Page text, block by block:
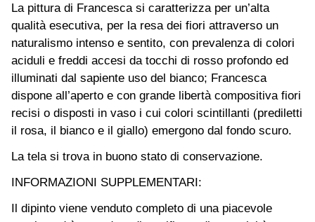
La pittura di Francesca si caratterizza per un’alta
qualità esecutiva, per la resa dei fiori attraverso un
naturalismo intenso e sentito, con prevalenza di colori
aciduli e freddi accesi da tocchi di rosso profondo ed
illuminati dal sapiente uso del bianco; Francesca
dispone all’aperto e con grande libertà compositiva fiori
recisi o disposti in vaso i cui colori scintillanti (prediletti
il rosa, il bianco e il giallo) emergono dal fondo scuro.
La tela si trova in buono stato di conservazione.
INFORMAZIONI SUPPLEMENTARI:
Il dipinto viene venduto completo di una piacevole